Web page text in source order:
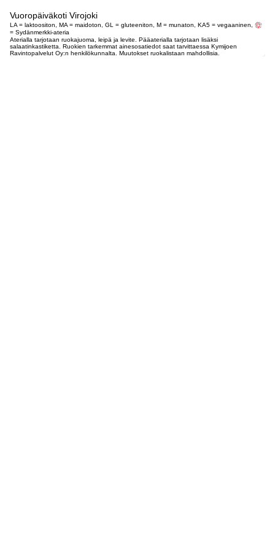
Vuoropäiväkoti Virojoki
LA = laktoositon, MA = maidoton, GL = gluteeniton, M = munaton, KA5 = vegaaninen,
= Sydänmerkki-ateria
Aterialla tarjotaan ruokajuoma, leipä ja levite. Pääaterialla tarjotaan lisäksi
salaatinkastiketta. Ruokien tarkemmat ainesosatiedot saat tarvittaessa Kymijoen
Ravintopalvelut Oy:n henkilökunnalta. Muutokset ruokalistaan mahdollisia.